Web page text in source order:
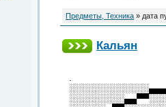
Предметы, Техника » дата
Кальян